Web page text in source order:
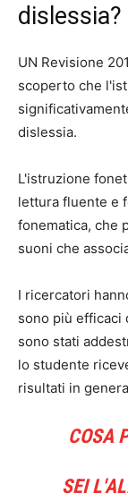
dislessia?
UN Revisione
scoperto che
dislessia.
L'istruzione
lettura fluente e
fonematica, che
suoni che
I ricercatori
sono più efficaci
sono stati
lo studente
risultati in
COSA
SEI